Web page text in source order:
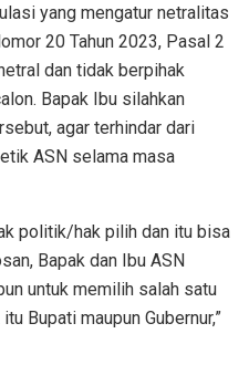
yang mengatur netralitas
20 Tahun 2023, Pasal 2
dan tidak berpihak
Bapak Ibu silahkan
agar terhindar dari
ASN selama masa
politik/hak pilih dan itu bisa
Bapak dan Ibu ASN
untuk memilih salah satu
Bupati maupun Gubernur,”